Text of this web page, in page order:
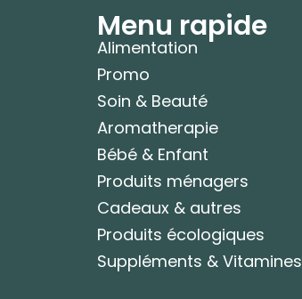
Menu rapide
Alimentation
Promo
Soin & Beauté
Aromatherapie
Bébé & Enfant
Produits ménagers
Cadeaux & autres
Produits écologiques
Suppléments & Vitamines